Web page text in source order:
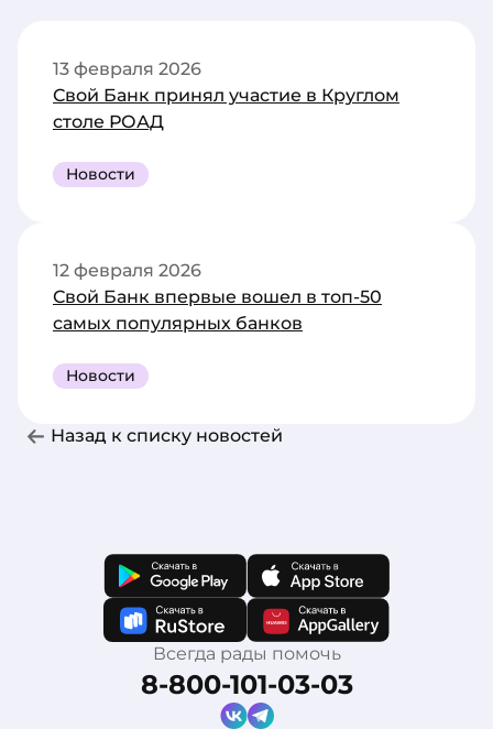
Свой Банк принял участие в Круглом
столе РОАД
13 февраля 2026
Новости
Свой Банк впервые вошел в топ-50
самых популярных банков
12 февраля 2026
Новости
Назад к списку новостей
Всегда рады помочь
8-800-101-03-03